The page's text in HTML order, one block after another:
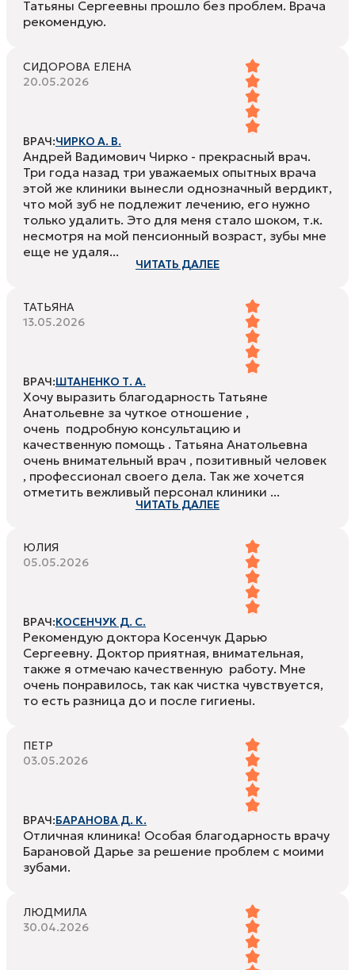
Татьяны Сергеевны прошло без проблем. Врача
рекомендую.
СИДОРОВА ЕЛЕНА
20.05.2026
ВРАЧ:ЧИРКО А. В.
Андрей Вадимович Чирко - прекрасный врач.
Три года назад три уважаемых опытных врача
этой же клиники вынесли однозначный вердикт,
что мой зуб не подлежит лечению, его нужно
только удалить. Это для меня стало шоком, т.к.
несмотря на мой пенсионный возраст, зубы мне
еще не удаля...
ЧИТАТЬ ДАЛЕЕ
ТАТЬЯНА
13.05.2026
ВРАЧ:ШТАНЕНКО Т. А.
Хочу выразить благодарность Татьяне
Анатольевне за чуткое отношение ,
очень подробную консультацию и
качественную помощь . Татьяна Анатольевна
очень внимательный врач , позитивный человек
, профессионал своего дела. Так же хочется
отметить вежливый персонал клиники ...
ЧИТАТЬ ДАЛЕЕ
ЮЛИЯ
05.05.2026
ВРАЧ:КОСЕНЧУК Д. С.
Рекомендую доктора Косенчук Дарью
Сергеевну. Доктор приятная, внимательная,
также я отмечаю качественную работу. Мне
очень понравилось, так как чистка чувствуется,
то есть разница до и после гигиены.
ПЕТР
03.05.2026
ВРАЧ:БАРАНОВА Д. К.
Отличная клиника! Особая благодарность врачу
Барановой Дарье за решение проблем с моими
зубами.
ЛЮДМИЛА
30.04.2026